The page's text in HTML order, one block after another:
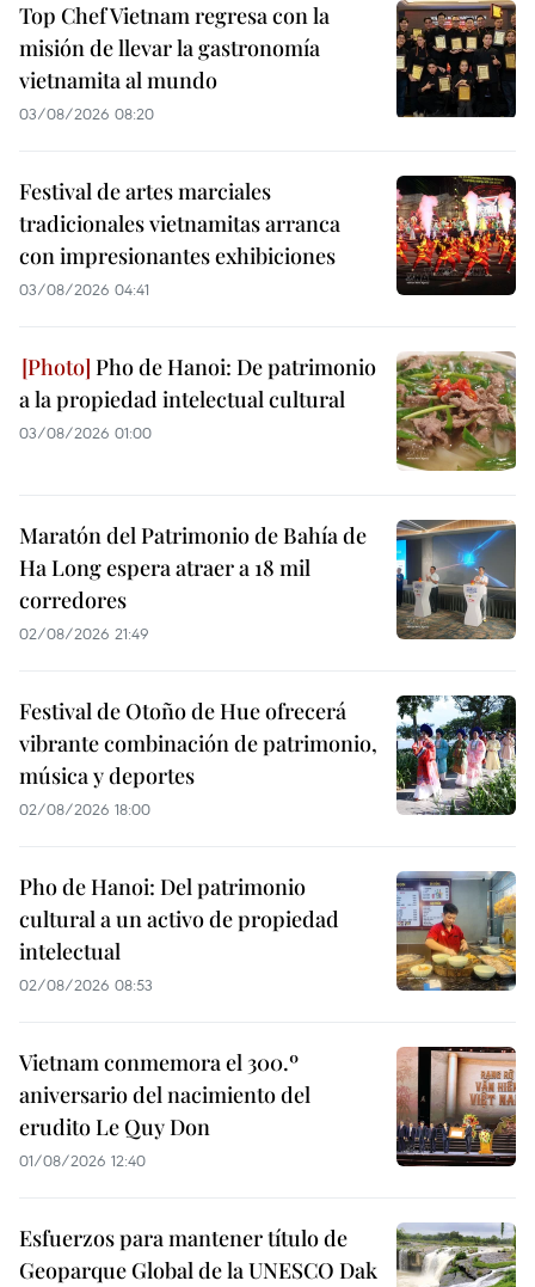
Top Chef Vietnam regresa con la
misión de llevar la gastronomía
vietnamita al mundo
03/08/2026 08:20
Festival de artes marciales
tradicionales vietnamitas arranca
con impresionantes exhibiciones
03/08/2026 04:41
Pho de Hanoi: De patrimonio
a la propiedad intelectual cultural
03/08/2026 01:00
Maratón del Patrimonio de Bahía de
Ha Long espera atraer a 18 mil
corredores
02/08/2026 21:49
Festival de Otoño de Hue ofrecerá
vibrante combinación de patrimonio,
música y deportes
02/08/2026 18:00
Pho de Hanoi: Del patrimonio
cultural a un activo de propiedad
intelectual
02/08/2026 08:53
Vietnam conmemora el 300.º
aniversario del nacimiento del
erudito Le Quy Don
01/08/2026 12:40
Esfuerzos para mantener título de
Geoparque Global de la UNESCO Dak